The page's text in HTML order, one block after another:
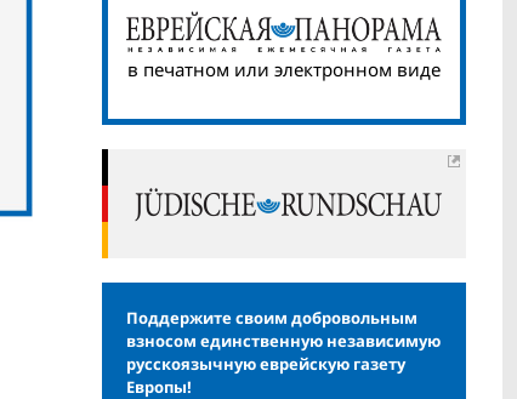
в печатном или электронном виде
Поддержите своим добровольным
взносом единственную независимую
русскоязычную еврейскую газету
Европы!